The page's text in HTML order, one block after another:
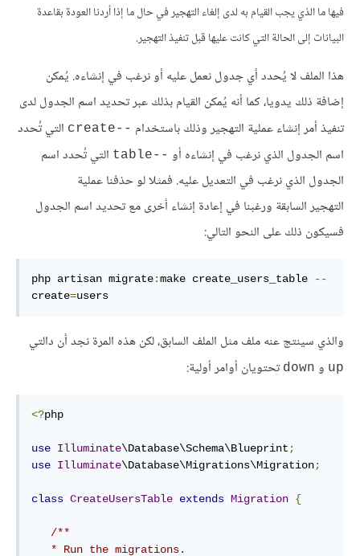
فيها ما الذي يجب القيام به لدى إلغاء التهجير في حال ما إذا أردنا العودة بقاعدة
البيانات إلى الحالة التي كانت عليها قبل تنفيذ التهجير.
هذا الملف لا يُحدد أي جدول نعمل عليه أو نرغب في إنشاءه. يُمكن
إضافة ذلك يدويا، كما أنه يُمكن القيام بذلك عبر تحديد اسم الجدول لدى
تنفيذ أمر إنشاء عملية التهجير وذلك باستخدام --create
التي تُحدد
اسم الجدول الذي نرغب في إنشاءه أو --table
التي تُحدد اسم
الجدول الذي نرغب في التعديل عليه. فمثلا لو حذفنا عملية
التهجير السابقة ورغبنا في إعادة إنشاء أخرى مع تحديد اسم الجدول
فسيكون ذلك على النحو التالي:
php artisan migrate:make create_users_table
--
create=users
والذي سينتج عنه ملف مثل الملف السابق، لكن هذه المرة نجد أن دالتي
up و down تحتويان أوامر أولية:
<?php
use Illuminate\Database\Schema\Blueprint ;
use Illuminate\Database\Migrations\Migration;
class CreateUsersTable extends Migration {
/**